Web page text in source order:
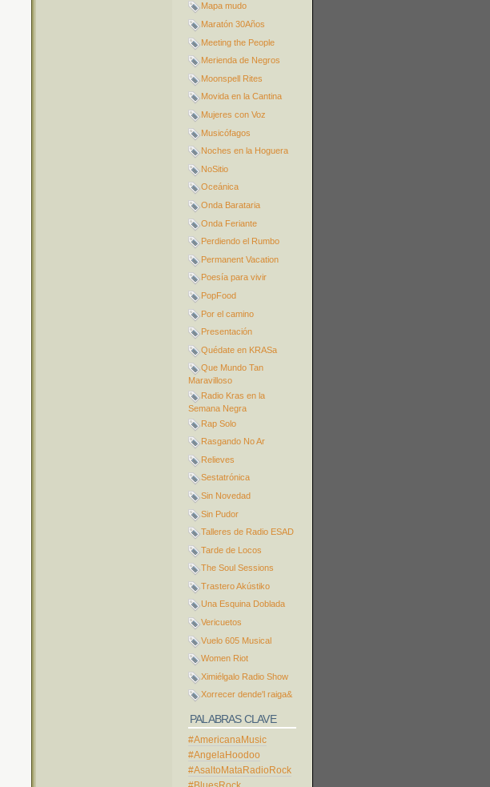
Mapa mudo
Maratón 30Años
Meeting the People
Merienda de Negros
Moonspell Rites
Movida en la Cantina
Mujeres con Voz
Musicófagos
Noches en la Hoguera
NoSitio
Oceánica
Onda Barataria
Onda Feriante
Perdiendo el Rumbo
Permanent Vacation
Poesía para vivir
PopFood
Por el camino
Presentación
Quédate en KRASa
Que Mundo Tan
Maravilloso
Radio Kras en la
Semana Negra
Rap Solo
Rasgando No Ar
Relieves
Sestatrónica
Sin Novedad
Sin Pudor
Talleres de Radio ESAD
Tarde de Locos
The Soul Sessions
Trastero Akústiko
Una Esquina Doblada
Vericuetos
Vuelo 605 Musical
Women Riot
Ximiélgalo Radio Show
Xorrecer dende'l raiga&
PALABRAS CLAVE
#AmericanaMusic
#AngelaHoodoo
#AsaltoMataRadioRock